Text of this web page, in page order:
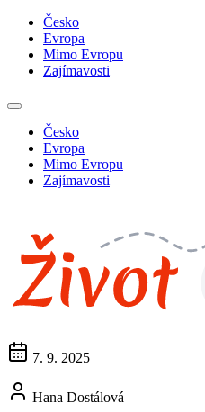
Česko
Evropa
Mimo Evropu
Zajímavosti
Česko
Evropa
Mimo Evropu
Zajímavosti
7. 9. 2025
Hana Dostálová